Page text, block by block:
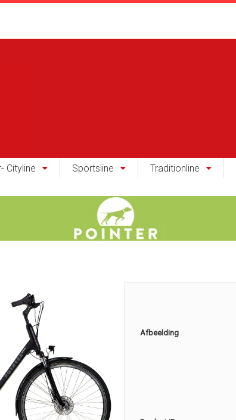
Cityline Sportsline Traditionline
Afbeelding